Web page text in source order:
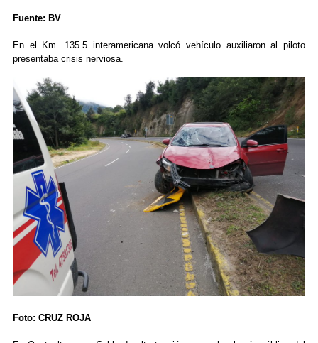
Fuente: BV
En el Km. 135.5 interamericana volcó vehículo auxiliaron al piloto
presentaba crisis nerviosa.
Foto: CRUZ ROJA